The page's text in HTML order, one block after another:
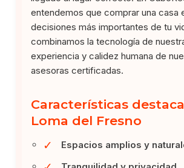
entendemos que comprar una casa
decisiones más importantes de tu
combinamos la tecnología de
experiencia y calidez humana de
asesoras certificadas.
Características
Loma del Fresno
✓ Espacios amplios y